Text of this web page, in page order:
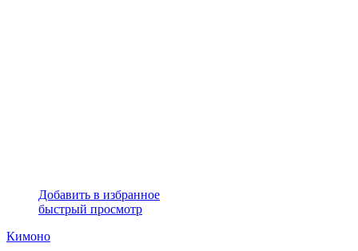
Добавить в избранное
быстрый просмотр
Кимоно